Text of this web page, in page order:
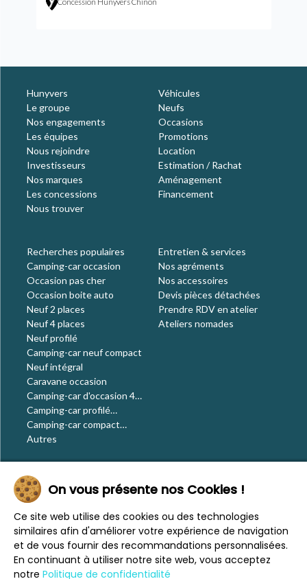
Concession Hunyvers Chinon
Hunyvers
Le groupe
Nos engagements
Les équipes
Nous rejoindre
Investisseurs
Nos marques
Les concessions
Nous trouver
Véhicules
Neufs
Occasions
Promotions
Location
Estimation / Rachat
Aménagement
Financement
Recherches populaires
Camping-car occasion
Occasion pas cher
Occasion boite auto
Neuf 2 places
Neuf 4 places
Neuf profilé
Camping-car neuf compact
Neuf intégral
Caravane occasion
Camping-car d'occasion 4
places
Camping-car profilé
occasion
Camping-car compact
occasion
Autres
Entretien & services
Nos agréments
Nos accessoires
Devis pièces détachées
Prendre RDV en atelier
Ateliers nomades
Le blog
Actualités
Évènements
Nos conseils
Vos voyages
CaraMaps
Espace presse
On vous présente nos Cookies !
Ce site web utilise des cookies ou des technologies
similaires afin d'améliorer votre expérience de navigation
et de vous fournir des recommandations personnalisées.
En continuant à utiliser notre site web, vous acceptez
notre Politique de confidentialité